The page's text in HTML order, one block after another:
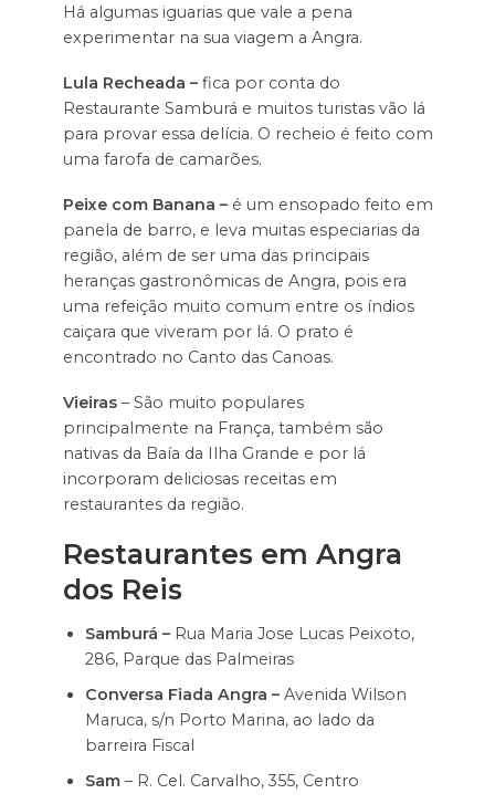
Há algumas iguarias que vale a pena
experimentar na sua viagem a Angra.
Lula Recheada – fica por conta do
Restaurante Samburá e muitos turistas vão lá
para provar essa delícia. O recheio é feito com
uma farofa de camarões.
Peixe com Banana –é um ensopado feito em
panela de barro, e leva muitas especiarias da
região, além de ser uma das principais
heranças gastronômicas de Angra, pois era
uma refeição muito comum entre os índios
caiçara que viveram por lá. O prato é
encontrado no Canto das Canoas.
Vieiras– São muito populares
principalmente na França, também são
nativas da Baía da Ilha Grande e por lá
incorporam deliciosas receitas em
restaurantes da região.
Restaurantes em Angra
dos Reis
Samburá – Rua Maria Jose Lucas Peixoto,
286, Parque das Palmeiras
Conversa Fiada Angra – Avenida Wilson
Maruca, s/n Porto Marina, ao lado da
barreira Fiscal
Sam – R. Cel. Carvalho, 355, Centro